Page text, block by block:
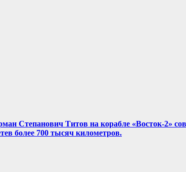
Степанович Титов на корабле «Восток-2»
более 700 тысяч километров.